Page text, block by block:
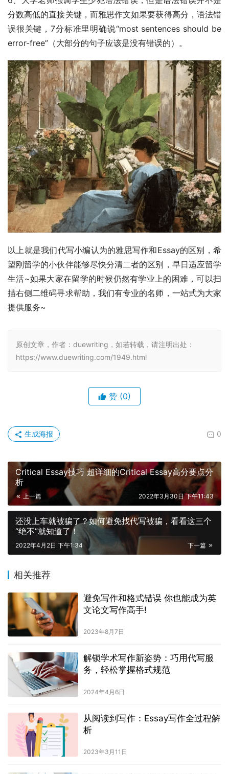
分数高低的直接关键，而雅思作文如果要获得高分，语法错
误很关键，7分标准里明确说“most sentences should be
error-free”（大部分的句子应该是没有错误的）。
以上就是我们代写小编认为的雅思写作和Essay的区别，希
望刚留学的小伙伴能够尽快分清二者的区别，早日适应留学
生活~如果大家在留学的时候仍然有学业上的困难，可以扫
描右侧二维码寻求帮助，我们有专业的名师，一站式为大家
提供服务~
原创文章，作者：duewriting，如若转载，请注明出处：
https://www.duewriting.com/1949.html
赞 (0)
0
生成海报
Critical Essay技巧 超详细的Critical Essay高分要点分
析
上一篇 2022年3月30日 下午11:43
还没上车就被骗了？如何避免找代写被骗，看看这三个
“绝不”就知道了！
下一篇
2022年4月2日 下午1:34
相关推荐
避免写作和格式错误 你也能成为英
文论文写作高手!
2023年8月7日
解锁学术写作新姿势：巧用代写服
务，轻松掌握格式规范
2024年4月6日
从阅读到写作：Essay写作全过程解
析
2023年3月11日